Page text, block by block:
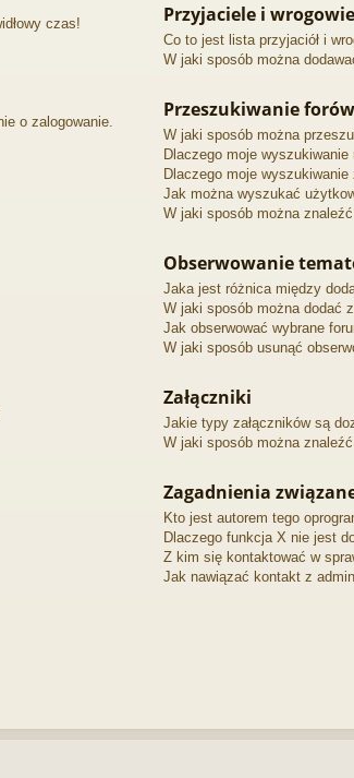
czas!
o zalogowanie.
Przyjaciele i wrogowie
Co to jest lista przyjaciół i
W jaki sposób można
Przeszukiwanie forów
W jaki sposób można
Dlaczego moje
Dlaczego moje
Jak można wyszukać
W jaki sposób można
Obserwowanie
Jaka jest różnica między
W jaki sposób można dodać
Jak obserwować wybrane
W jaki sposób usunąć
Załączniki
Jakie typy załączników są
W jaki sposób można
Zagadnienia
Kto jest autorem tego
Dlaczego funkcja X nie jest
Z kim się kontaktować w
Jak nawiązać kontakt z